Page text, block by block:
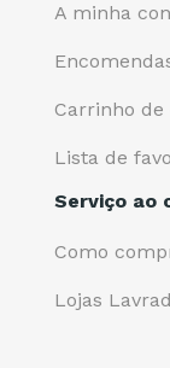
A minha
Carrinho
Lista de
Serviço ao
Como
Lojas